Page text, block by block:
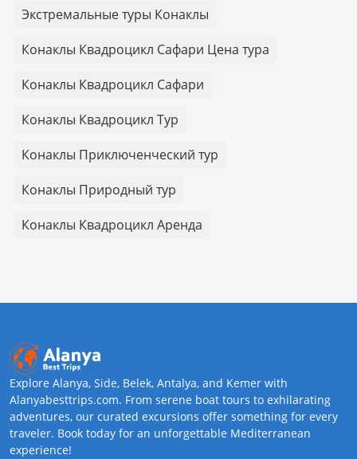
Экстремальные туры Конаклы
Конаклы Квадроцикл Сафари Цена тура
Конаклы Квадроцикл Сафари
Конаклы Квадроцикл Тур
Конаклы Приключенческий тур
Конаклы Природный тур
Конаклы Квадроцикл Аренда
Explore Alanya, Side, Belek, Antalya, and Kemer with
Alanyabesttrips.com. From serene boat tours to exhilarating
adventures, our curated excursions offer something for every
traveler. Book today for an unforgettable Mediterranean
experience!